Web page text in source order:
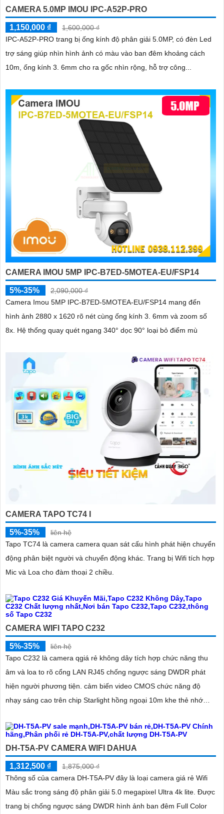
CAMERA 5.0MP IMOU IPC-A52P-PRO
1,150,000 ₫
1,600,000 ₫
IPC-A52P-PRO trang bị ống kính độ phân giải 5.0MP, có đèn Led
trợ sáng giúp nhìn hình ảnh có màu vào ban đêm khoảng cách
10m, ống kính 3. 6mm cho ra gốc nhìn rộng, hỗ trợ công...
CAMERA IMOU 5MP IPC-B7ED-5MOTEA-EU/FSP14
5%-35%
2,090,000 ₫
Camera Imou 5MP IPC-B7ED-5MOTEA-EU/FSP14 mang đến
hình ảnh 2880 x 1620 rõ nét cùng ống kính 3. 6mm và zoom số
8x. Hệ thống quay quét ngang 340° dọc 90° loại bỏ điểm mù
CAMERA TAPO TC74 I
5%-35%
liên hệ
Tapo TC74 là camera camera quan sát cấu hình phát hiện chuyển
động phân biệt người và chuyển động khác. Trang bị Wifi tích hợp
Mic và Loa cho đàm thoại 2 chiều.
CAMERA WIFI TAPO C232
5%-35%
liên hệ
Tapo C232 là camera qgiá rẻ không dây tích hợp chức năng thu
âm và loa to rõ cổng LAN RJ45 chống ngược sáng DWDR phát
hiện người phương tiện. cảm biến video CMOS chức năng độ
nhạy sáng cao trên chip Starlight hồng ngoại 10m khe thẻ nhớ
DH-T5A-PV CAMERA WIFI DAHUA
1,312,500 ₫
1,875,000 ₫
Thông số của camera DH-T5A-PV đây là loại camera giá rẻ Wifi
Màu sắc trong sáng độ phân giải 5.0 megapixel Ultra 4k lite. Được
trang bị chống ngược sáng DWDR hình ảnh ban đêm Full Color